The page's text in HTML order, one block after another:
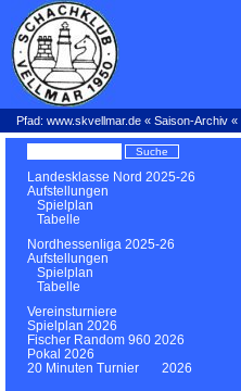
Pfad: www.skvellmar.de « Saison-Archiv «
Landesklasse Nord 2025-26
Aufstellungen
Spielplan
Tabelle
Nordhessenliga 2025-26
Aufstellungen
Spielplan
Tabelle
Vereinsturniere
Spielplan 2026
Fischer Random 960 2026
Pokal 2026
20 Minuten Turnier 2026